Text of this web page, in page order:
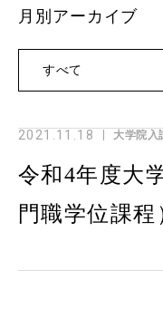
2021.11.18 大学院入
令和4年度大
門職学位課
月別アーカイブ
すべて